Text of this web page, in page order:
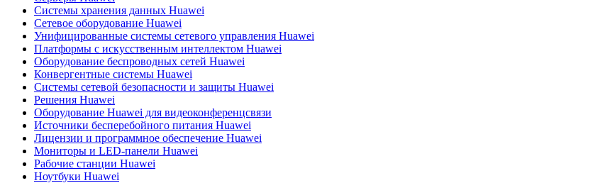
Системы хранения данных Huawei
Сетевое оборудование Huawei
Унифицированные системы сетевого управления Huawei
Платформы с искусственным интеллектом Huawei
Оборудование беспроводных сетей Huawei
Конвергентные системы Huawei
Системы сетевой безопасности и защиты Huawei
Решения Huawei
Оборудование Huawei для видеоконференцсвязи
Источники бесперебойного питания Huawei
Лицензии и программное обеспечение Huawei
Мониторы и LED-панели Huawei
Рабочие станции Huawei
Ноутбуки Huawei